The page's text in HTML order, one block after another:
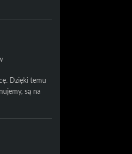
Dzięki temu
są na